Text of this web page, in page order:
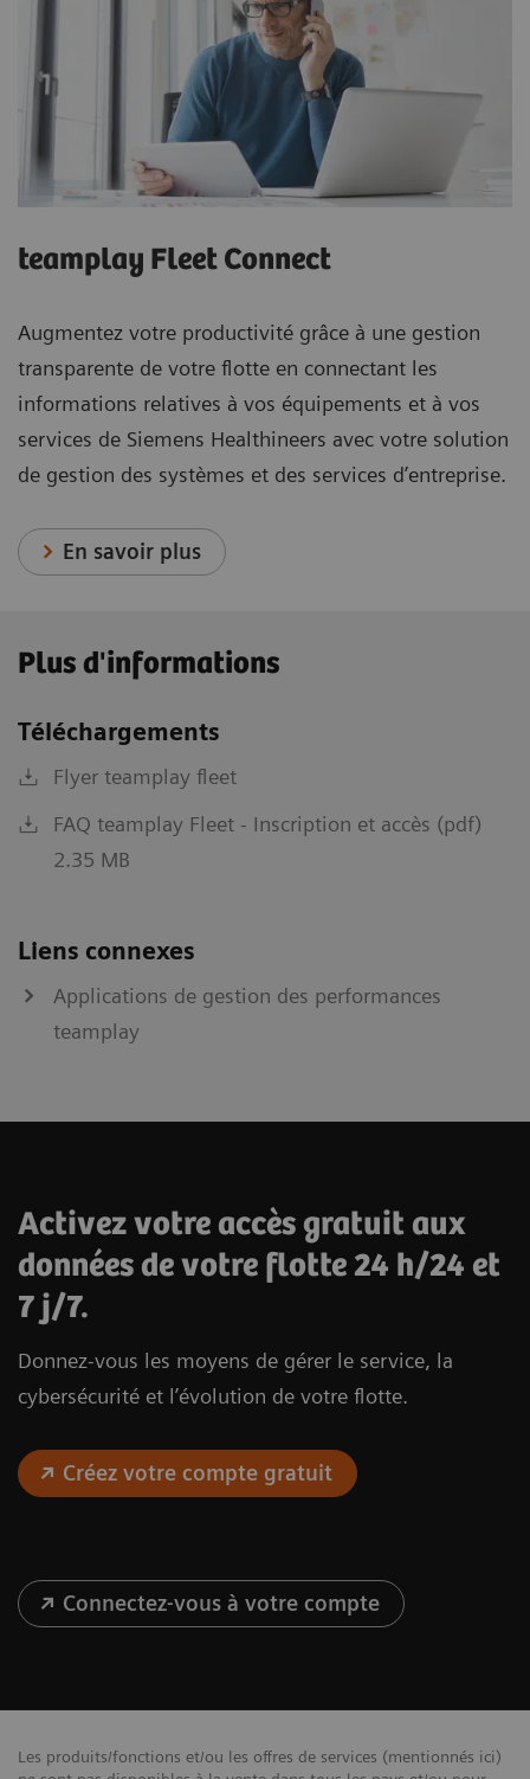
teamplay Fleet Connect
Augmentez votre productivité grâce à une gestion
transparente de votre flotte en connectant les
informations relatives à vos équipements et à vos
services de Siemens Healthineers avec votre solution
de gestion des systèmes et des services d’entreprise.
En savoir plus
Plus d'informations
Téléchargements
Flyer teamplay fleet
FAQ teamplay Fleet - Inscription et accès (pdf)
2.35 MB
Liens connexes
Applications de gestion des performances
teamplay
Activez votre accès gratuit aux
données de votre flotte 24 h/24 et
7 j/7.
Donnez-vous les moyens de gérer le service, la
cybersécurité et l’évolution de votre flotte.
Créez votre compte gratuit
Connectez-vous à votre compte
Les produits/fonctions et/ou les offres de services (mentionnés ici)